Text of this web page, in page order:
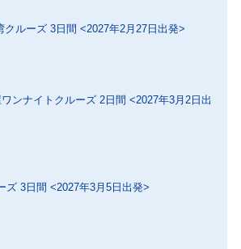
クルーズ 3日間 <2027年2月27日出発>
ンナイトクルーズ 2日間 <2027年3月2日出
ズ 3日間 <2027年3月5日出発>